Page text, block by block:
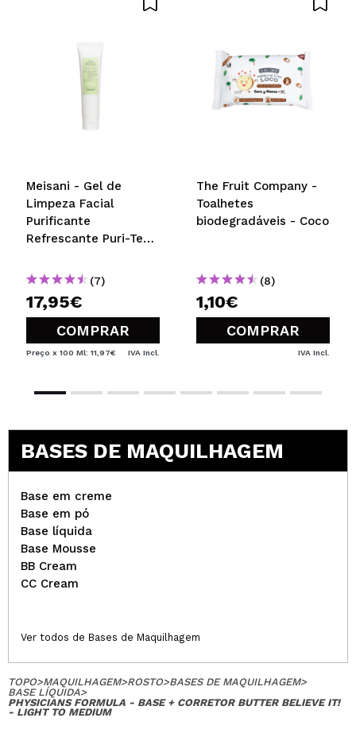
ENVIAR
Meisani - Gel de
Limpeza Facial
Purificante
Refrescante Puri-Tea
(7)
17,95€
COMPRAR
Preço x 100 Ml: 11,97€ IVA Incl.
The Fruit Company -
Toalhetes
biodegradáveis - Coco
(8)
1,10€
COMPRAR
IVA Incl.
BASES DE MAQUILHAGEM
Base em creme
Base em pó
Base líquida
Base Mousse
BB Cream
CC Cream
Ver todos de Bases de Maquilhagem
TOPO>MAQUILHAGEM>ROSTO>BASES DE MAQUILHAGEM>
BASE LÍQUIDA>
PHYSICIANS FORMULA - BASE + CORRETOR BUTTER BELIEVE IT!
- LIGHT TO MEDIUM